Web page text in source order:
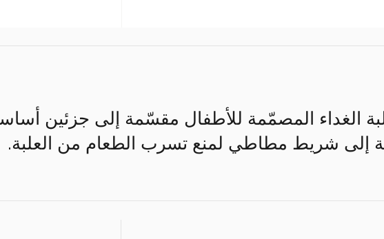
الغداء المصمّمة للأطفال مقسّمة إلى جزئين
إلى شريط مطاطي لمنع تسرب الطعام من العلبة.